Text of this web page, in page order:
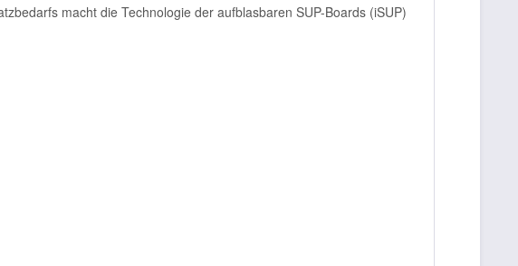
macht die Technologie der aufblasbaren SUP-Boards (iSUP)